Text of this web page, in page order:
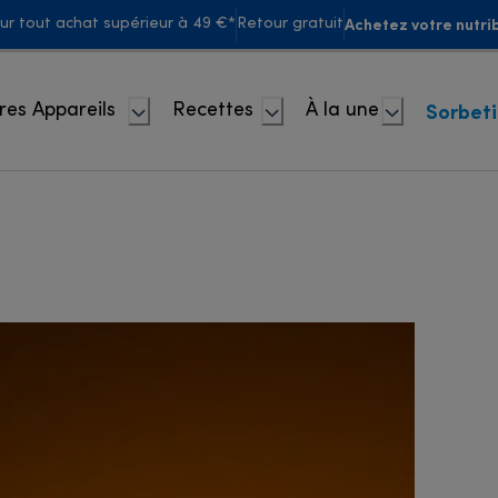
tout achat supérieur à 49 €* Retour gratuitAchetez votre
Appareils Recettes À la une